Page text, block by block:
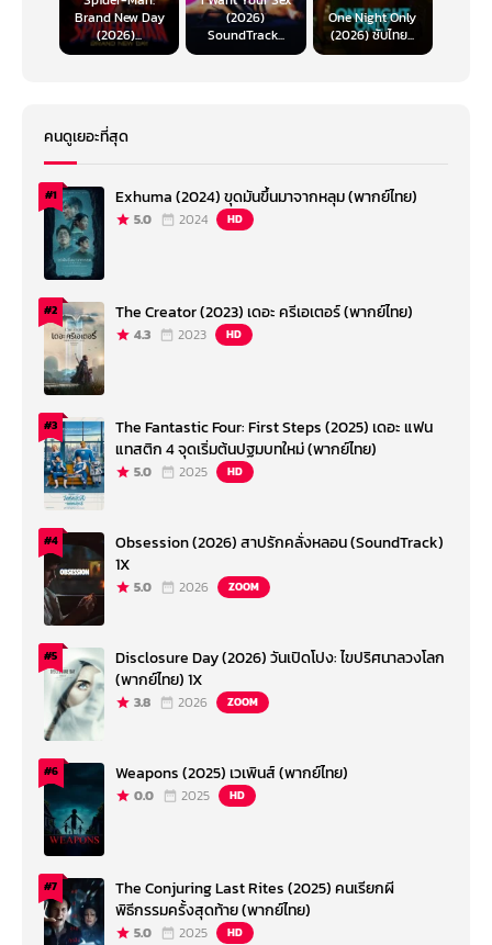
Brand New Day
(2026)...
(2026)
SoundTrack...
One Night Only
(2026) ซับไทย...
คนดูเยอะที่สุด
#1 Exhuma (2024) ขุดมันขึ้นมาจากหลุม (พากย์ไทย)
5.0 2024 HD
#2 The Creator (2023) เดอะ ครีเอเตอร์ (พากย์ไทย)
4.3 2023 HD
#3
The Fantastic Four: First Steps (2025) เดอะ แฟน
แทสติก 4 จุดเริ่มต้นปฐมบทใหม่ (พากย์ไทย)
5.0 2025 HD
#4
Obsession (2026) สาปรักคลั่งหลอน (SoundTrack)
1X
5.0 2026 ZOOM
#5
Disclosure Day (2026) วันเปิดโปง: ไขปริศนาลวงโลก
(พากย์ไทย) 1X
3.8 2026 ZOOM
#6 Weapons (2025) เวเพินส์ (พากย์ไทย)
0.0 2025 HD
#7
The Conjuring Last Rites (2025) คนเรียกผี
พิธีกรรมครั้งสุดท้าย (พากย์ไทย)
5.0 2025 HD